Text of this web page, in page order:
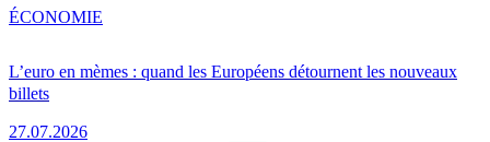
L’euro en mèmes : quand les Européens détournent les nouveaux
billets
27.07.2026
ÉCONOMIE